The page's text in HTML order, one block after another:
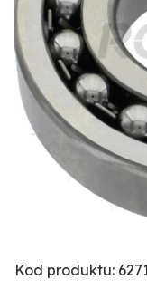
Kod produktu: